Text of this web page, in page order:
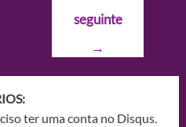
seguinte
→
ter uma conta no Disqus.